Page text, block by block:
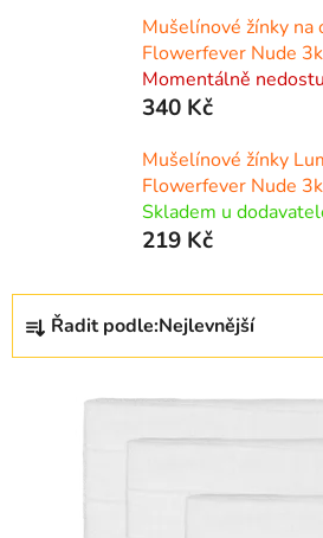
Mušelínové žínky na
Flowerfever Nude
Momentálně
340 Kč
Mušelínové žínky
Flowerfever Nude
Skladem u
219 Kč
Ř
z
Řadit podle:Nejlevnější